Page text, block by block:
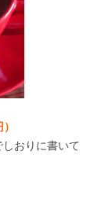
おりに書いて